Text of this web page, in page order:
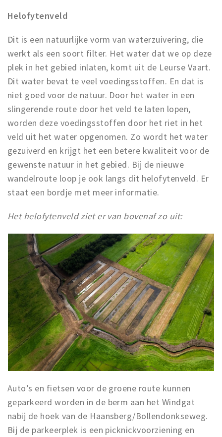
Helofytenveld
Dit is een natuurlijke vorm van waterzuivering, die
werkt als een soort filter. Het water dat we op deze
plek in het gebied inlaten, komt uit de Leurse Vaart.
Dit water bevat te veel voedingsstoffen. En dat is
niet goed voor de natuur. Door het water in een
slingerende route door het veld te laten lopen,
worden deze voedingsstoffen door het riet in het
veld uit het water opgenomen. Zo wordt het water
gezuiverd en krijgt het een betere kwaliteit voor de
gewenste natuur in het gebied. Bij de nieuwe
wandelroute loop je ook langs dit helofytenveld. Er
staat een bordje met meer informatie.
Het helofytenveld ziet er van bovenaf zo uit:
Auto’s en fietsen voor de groene route kunnen
geparkeerd worden in de berm aan het Windgat
nabij de hoek van de Haansberg/Bollendonkseweg.
Bij de parkeerplek is een picknickvoorziening en